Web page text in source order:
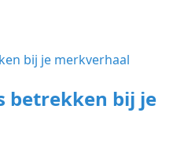
betrekken bij je